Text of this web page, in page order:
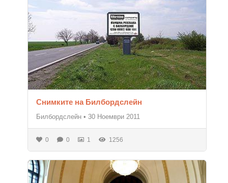
Снимките на Билбордслейн
Билбордслейн • 30 Ноември 2011
0 0 1 1256